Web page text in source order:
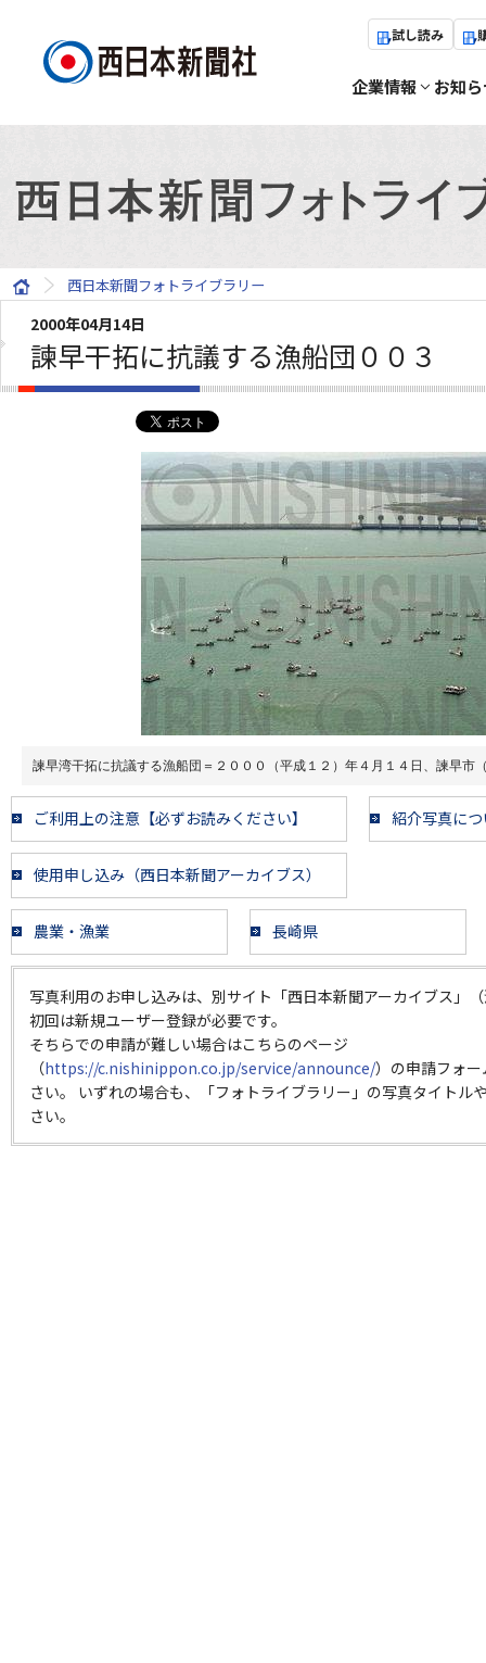
試し読み
企業情報 お知
西日本新聞フォトライブラリー
2000年04月14日
諫早干拓に抗議する漁船団００３
諫早湾干拓に抗議する漁船団＝２０００（平成１２）年４月１４日、諫早市
ご利用上の注意【必ずお読みください】 紹介写真に
使用申し込み（西日本新聞アーカイブス）
農業・漁業 長崎県
写真利用のお申し込みは、別サイト「西日本新聞アーカイブス」
初回は新規ユーザー登録が必要です。
そちらでの申請が難しい場合はこちらのページ
（https://c.nishinippon.co.jp/service/announce/）の申請フォ
さい。 いずれの場合も、「フォトライブラリー」の写真タイトル
さい。